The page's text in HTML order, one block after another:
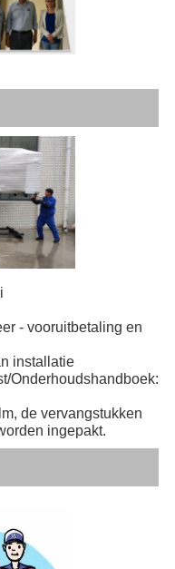
- vooruitbetaling en
installatie
Onderhoudshandboek:
de vervangstukken
ingepakt.